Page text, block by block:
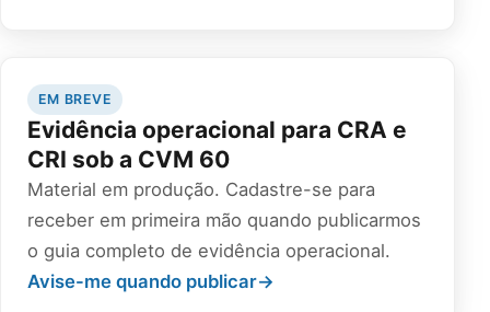
EM BREVE
Evidência operacional para CRA e
CRI sob a CVM 60
Material em produção. Cadastre-se para
receber em primeira mão quando publicarmos
o guia completo de evidência operacional.
Avise-me quando publicar→